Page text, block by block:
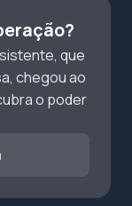
que
chegou ao
o poder